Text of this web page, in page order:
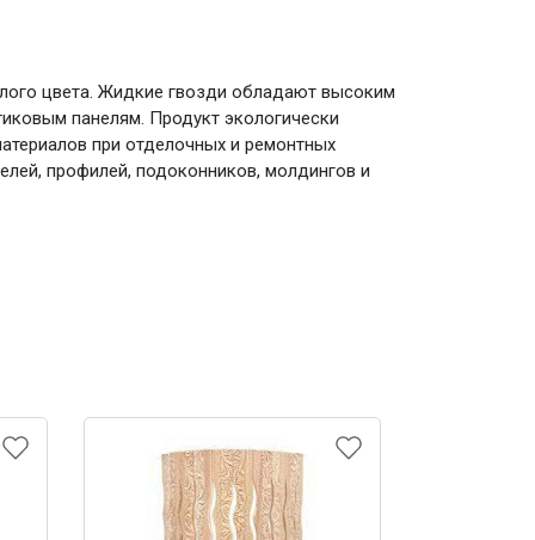
цвета. Жидкие гвозди обладают высоким
панелям. Продукт экологически
при отделочных и ремонтных
профилей, подоконников, молдингов и